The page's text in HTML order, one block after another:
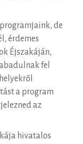
de
érdemes
Éjszakáján,
fel
a program
az
hivatalos